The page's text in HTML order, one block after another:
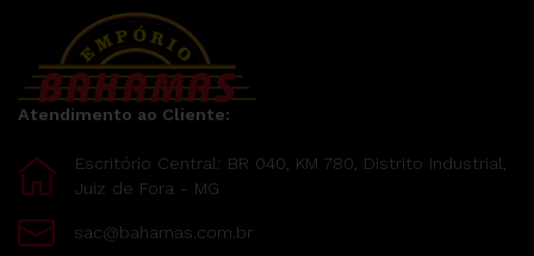
Atendimento ao Cliente:
Escritório Central: BR 040, KM 780, Distrito Industrial,
Juiz de Fora - MG
sac@bahamas.com.br